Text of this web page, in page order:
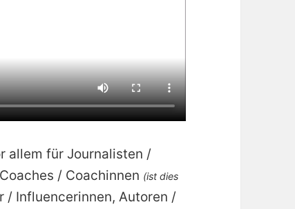
allem für Journalisten /
/ Coachinnen (ist dies
/ Influencerinnen, Autoren /